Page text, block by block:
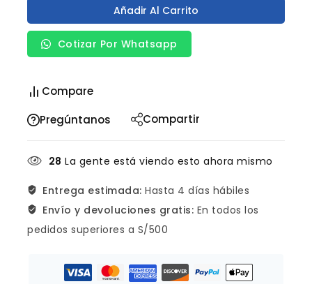
Añadir Al Carrito
Cotizar Por Whatsapp
Compare
Pregúntanos
Compartir
28 La gente está viendo esto ahora mismo
Entrega estimada: Hasta 4 días hábiles
Envío y devoluciones gratis: En todos los
pedidos superiores a S/500